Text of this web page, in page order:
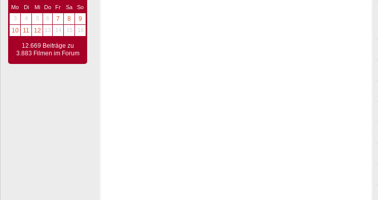
Mo Di Mi Do Fr Sa
So
3
4 5 6 7 8
9
10
11 12 13 14 15 16
12.669 Beiträge zu
3.883 Filmen im Forum